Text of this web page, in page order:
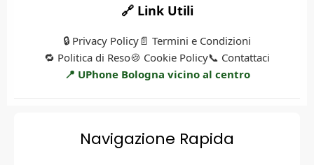
🔗 Link Utili
🔒 Privacy Policy📄 Termini e Condizioni
🔁 Politica di Reso🍪 Cookie Policy📞 Contattaci
📍 UPhone Bologna vicino al centro
Navigazione Rapida